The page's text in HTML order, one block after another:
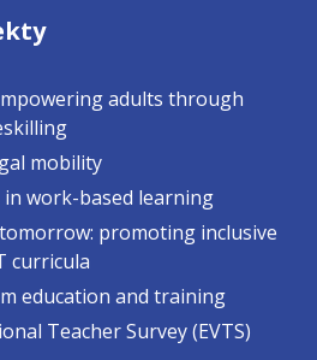
jak napříč těmito
rámci mají za cíl
nové znalosti a
politik a dalším
rozvíjet
a integrované
a systémy.
adults through
mobility
work-based learning
promoting inclusive
curricula
education and training
Teacher Survey (EVTS)